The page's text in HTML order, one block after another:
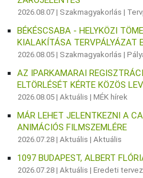
2026.08.07 | Szakmagyakorlás |
BÉKÉSCSABA - HELYKÖZI
KIALAKÍTÁSA TERVPÁLYÁZAT
2026.08.05 | Szakmagyakorlás |
AZ IPARKAMARAI
ELTÖRLÉSÉT KÉRTE KÖZÖS
2026.08.05 |Aktuális |MÉK hírek
MÁR LEHET JELENTKEZNI A
ANIMÁCIÓS FILMSZEMLÉRE
2026.07.28 |Aktuális |Aktuális
1097 BUDAPEST, ALBERT
2026.07.28 |Aktuális |Eredeti